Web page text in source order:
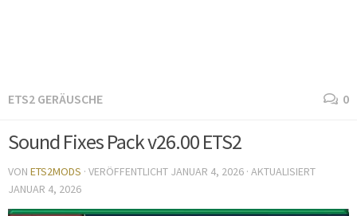
ETS2 GERÄUSCHE 0
Sound Fixes Pack v26.00 ETS2
VON ETS2MODS · VERÖFFENTLICHT JANUAR 4, 2026 · AKTUALISIERT
JANUAR 4, 2026